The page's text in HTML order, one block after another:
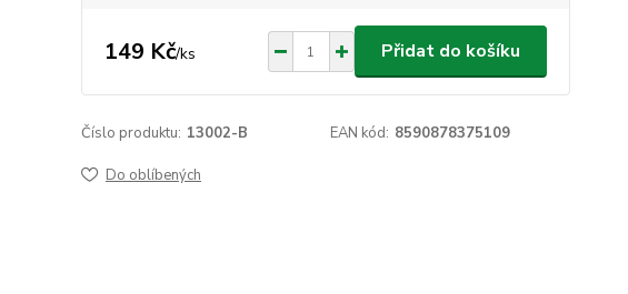
149 Kč/ks Přidat do košíku
Číslo produktu: 13002-B EAN kód: 8590878375109
Do oblíbených